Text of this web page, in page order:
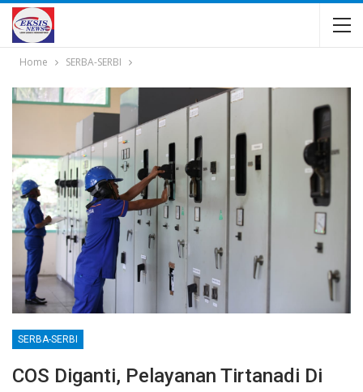
Home SERBA-SERBI
SERBA-SERBI
COS Diganti, Pelayanan Tirtanadi Di